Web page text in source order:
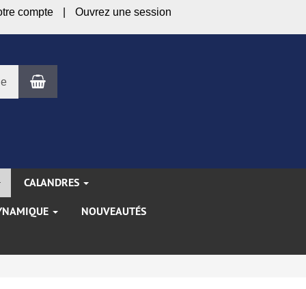
compte Ouvrez une session
Panier
CALANDRES
NOUVEAUTÉS